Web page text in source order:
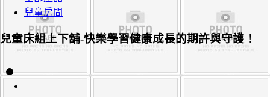
兒童房間
兒童床組上下舖-快樂學習健康成長的期許與守護！